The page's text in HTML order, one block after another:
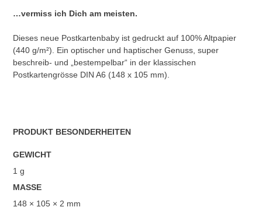
…vermiss ich Dich am meisten.
Dieses neue Postkartenbaby ist gedruckt auf 100% Altpapier
(440 g/m²). Ein optischer und haptischer Genuss, super
beschreib- und „bestempelbar“ in der klassischen
Postkartengrösse DIN A6 (148 x 105 mm).
PRODUKT BESONDERHEITEN
GEWICHT
1 g
MASSE
148 × 105 × 2 mm